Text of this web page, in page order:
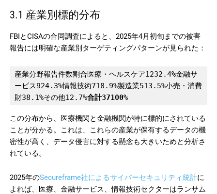
3.1 産業別標的分布
FBIとCISAの合同調査によると、2025年4月初旬までの被害
報告には明確な産業別ターゲティングパターンが見られた：
産業分野報告件数割合医療・ヘルスケア1232.4%金融サ
ービス924.3%情報技術718.9%製造業513.5%小売・消費
財38.1%その他12.7%合計37100%
この分布から、医療機関と金融機関が特に標的にされている
ことが分かる。これは、これらの産業が保有するデータの機
密性が高く、データ侵害に対する懸念も大きいためと分析さ
れている。
2025年のSecureframe社によるサイバーセキュリティ統計に
よれば、医療、金融サービス、情報技術セクターはランサム